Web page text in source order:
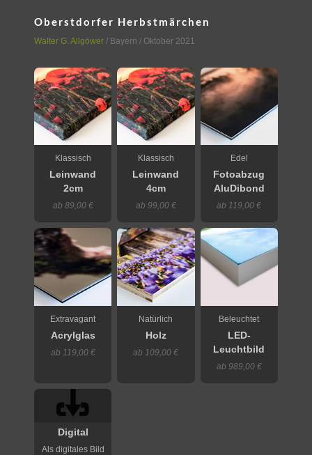
Oberstdorfer Herbstmärchen
Walter G. Allgöwer / Bayern / Oktober 2021
Klassisch
Leinwand
2cm
ab 89,00 €
Klassisch
Leinwand
4cm
ab 99,00 €
Edel
Fotoabzug
AluDibond
ab 119,00 €
Extravagant
Acrylglas
ab 119,00 €
Natürlich
Holz
ab 109,00 €
Beleuchtet
LED-
Leuchtbild
ab 989,00 €
Digital
Als digitales Bild